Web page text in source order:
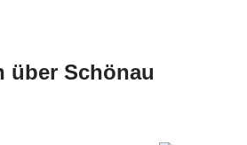
über Schönau